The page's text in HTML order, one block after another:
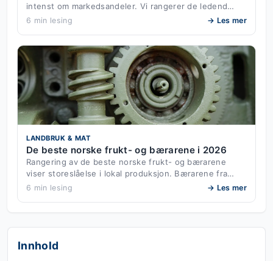
intenst om markedsandeler. Vi rangerer de ledend…
6 min lesing → Les mer
LANDBRUK & MAT
De beste norske frukt- og bærarene i 2026
Rangering av de beste norske frukt- og bærarene
viser storeslåelse i lokal produksjon. Bærarene fra…
6 min lesing → Les mer
Innhold